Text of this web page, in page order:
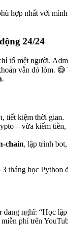
hợp nhất với
24/24
tổ mệt người.
vẫn đỏ lòm.
.
tiết kiệm thời gian.
– vừa kiếm
chain, lập trình
tháng học Python
đang nghĩ: “Học
phí trên